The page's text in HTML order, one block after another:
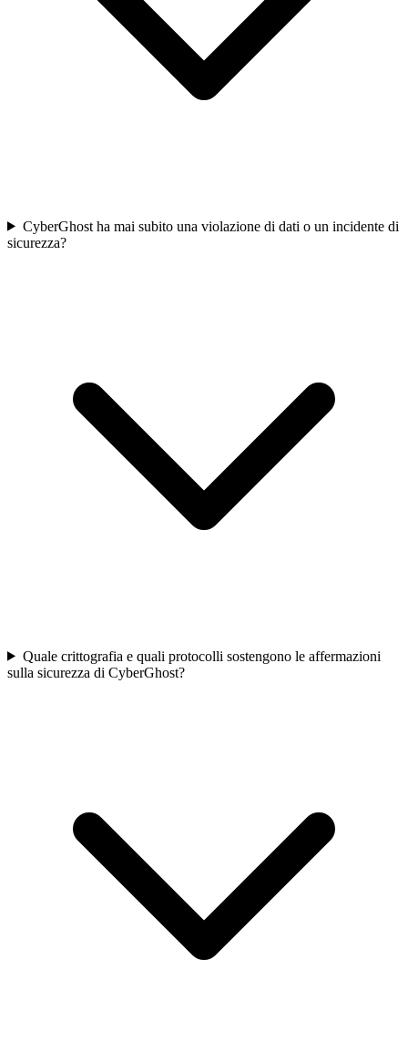
CyberGhost ha mai subito una violazione di dati o un incidente di
sicurezza?
Quale crittografia e quali protocolli sostengono le affermazioni
sulla sicurezza di CyberGhost?